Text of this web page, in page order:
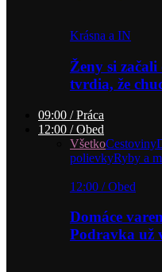
Krásna a IN
Ženy si
tvrdia, že
09:00 / Práca
12:00 / Obed
VšetkoCestoviny
polievkyRyby a
12:00 / Obed
Domáce
Podravka už